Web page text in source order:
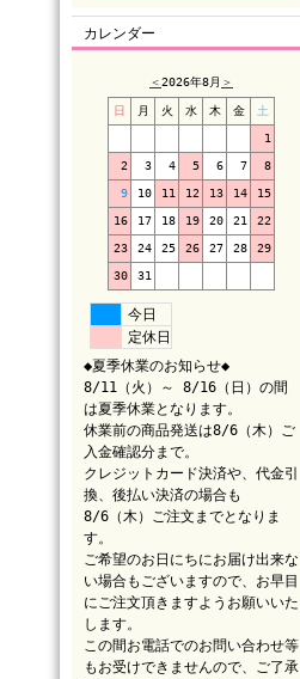
カレンダー
＜2026年8月 ＞
日 月 火 水 木 金 土
1
2 3 4 5 6 7 8
9 10 11 12 13 14 15
16 17 18 19 20 21 22
23 24 25 26 27 28 29
30 31
今日
定休日
◆夏季休業のお知らせ◆
8/11（火）～ 8/16（日）の間
は夏季休業となります。
休業前の商品発送は8/6（木）ご
入金確認分まで。
クレジットカード決済や、代金引
換、後払い決済の場合も
8/6（木）ご注文までとなりま
す。
ご希望のお日にちにお届け出来な
い場合もございますので、お早目
にご注文頂きますようお願いいた
します。
この間お電話でのお問い合わせ等
もお受けできませんので、ご了承